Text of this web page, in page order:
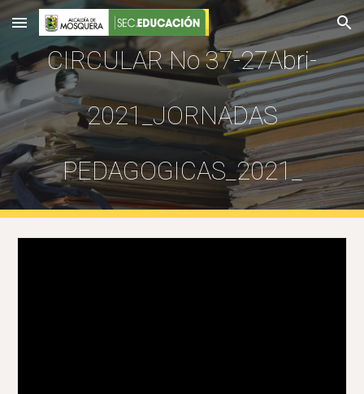
Skip to main content Skip to navigation
CIRCULAR No 37-27Abri-
2021_JORNADAS
PEDAGOGICAS_2021_